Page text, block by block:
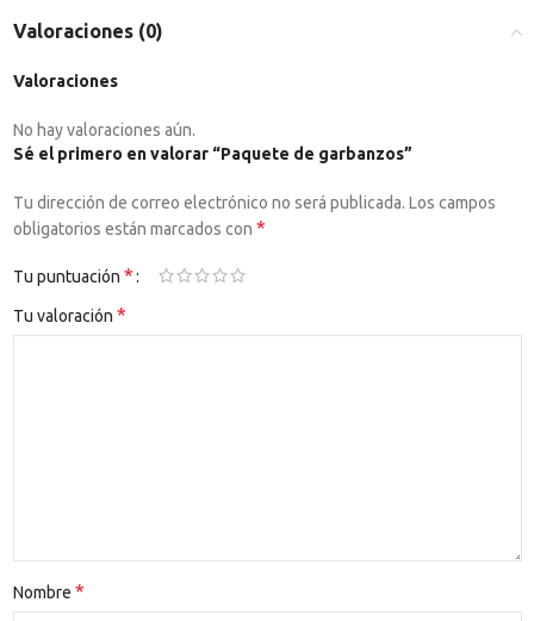
Valoraciones (0)
Valoraciones
No hay valoraciones aún.
Sé el primero en valorar “Paquete de garbanzos”
Tu dirección de correo electrónico no será publicada. Los campos
obligatorios están marcados con *
Tu puntuación *
Tu valoración *
Nombre *